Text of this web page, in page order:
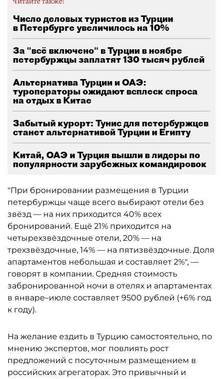
Число деловых туристов из Турции
в Петербурге увеличилось на 10%
За "всё включено" в Турции в ноябре
петербуржцы заплатят 130 тысяч рублей
Альтернатива Турции и ОАЭ:
туроператоры ожидают всплеск спроса
на отдых в Китае
Забытый курорт: Тунис для петербуржцев
станет альтернативой Турции и Египту
Китай, ОАЭ и Турция вышли в лидеры по
популярности зарубежных командировок
"При бронировании размещения в Турции
петербуржцы чаще всего выбирают отели без
звёзд — на них приходится 40% всех
бронирований. Ещё 21% приходится на
четырехзвёздочные отели, 20% — на
трехзвёздочные, 14% — на пятизвёздочные. Доля
апартаментов небольшая и составляет 2%", —
говорят в компании. Средняя стоимость
забронированной ночи в отелях и апартаментах
в январе–июле составляет 9500 рублей (+6% год
к году).
На желание ездить в Турцию самостоятельно, по
мнению экспертов, мог повлиять рост
предложений с посуточным размещением в
российских агрегаторах. Это привычный и